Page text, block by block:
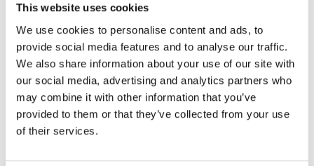
This website uses cookies
We use cookies to personalise content and ads, to
provide social media features and to analyse our traffic.
We also share information about your use of our site with
our social media, advertising and analytics partners who
may combine it with other information that you’ve
provided to them or that they’ve collected from your use
of their services.
Something big is coming
Discover the new Lume Traveler model at our Experience Center
ahead of its world premiere. Places are limited, so book your
appointment quickly.